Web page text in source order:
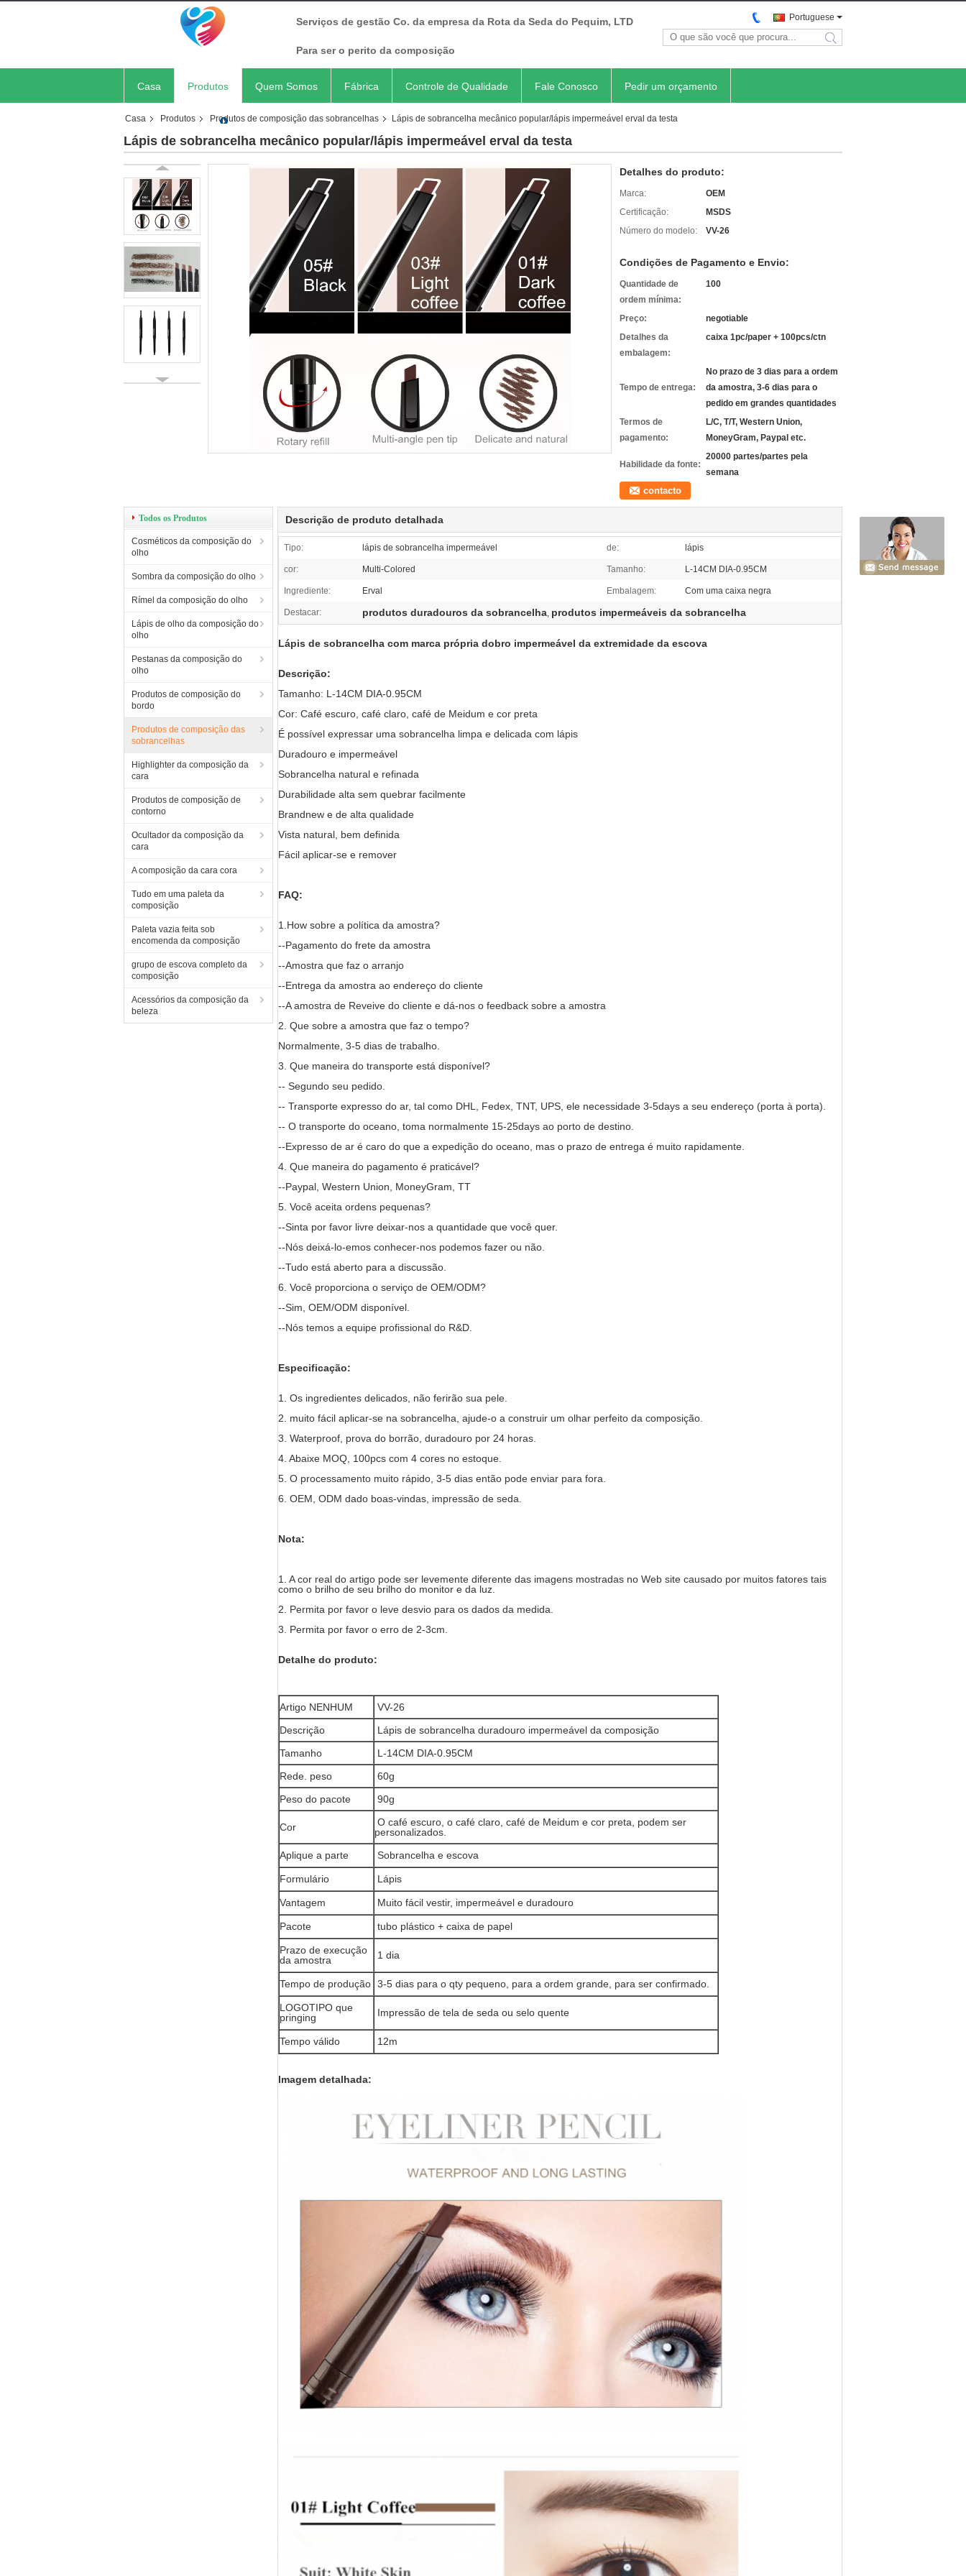
Serviços de gestão Co. da empresa da Rota da Seda do Pequim, LTD
Para ser o perito da composição
Portuguese
search
Casa Produtos Quem Somos Fábrica Controle de Qualidade Fale Conosco Pedir um orçamento
Casa Produtos Produtos de composição das sobrancelhas Lápis de sobrancelha mecânico popular/lápis impermeável erval da testa
Lápis de sobrancelha mecânico popular/lápis impermeável erval da testa
Detalhes do produto:
Marca:
OEM
Certificação:
MSDS
Número do modelo:
VV-26
Condições de Pagamento e Envio:
Quantidade de
ordem mínima:
100
Preço:
negotiable
Detalhes da
embalagem:
caixa 1pc/paper + 100pcs/ctn
Tempo de entrega:
No prazo de 3 dias para a ordem
da amostra, 3-6 dias para o
pedido em grandes quantidades
Termos de
pagamento:
L/C, T/T, Western Union,
MoneyGram, Paypal etc.
Habilidade da fonte:
20000 partes/partes pela
semana
contacto
Todos os Produtos
Cosméticos da composição do
olho
Sombra da composição do olho
Rímel da composição do olho
Lápis de olho da composição do
olho
Pestanas da composição do
olho
Produtos de composição do
bordo
Produtos de composição das
sobrancelhas
Highlighter da composição da
cara
Produtos de composição de
contorno
Ocultador da composição da
cara
A composição da cara cora
Tudo em uma paleta da
composição
Paleta vazia feita sob
encomenda da composição
grupo de escova completo da
composição
Acessórios da composição da
beleza
Descrição de produto detalhada
Tipo: lápis de sobrancelha impermeável de: lápis
cor: Multi-Colored Tamanho: L-14CM DIA-0.95CM
Ingrediente: Erval Embalagem: Com uma caixa negra
Destacar: produtos duradouros da sobrancelha, produtos impermeáveis da sobrancelha
Lápis de sobrancelha com marca própria dobro impermeável da extremidade da escova
Descrição:
Tamanho: L-14CM DIA-0.95CM
Cor: Café escuro, café claro, café de Meidum e cor preta
É possível expressar uma sobrancelha limpa e delicada com lápis
Duradouro e impermeável
Sobrancelha natural e refinada
Durabilidade alta sem quebrar facilmente
Brandnew e de alta qualidade
Vista natural, bem definida
Fácil aplicar-se e remover
FAQ:
1.How sobre a política da amostra?
--Pagamento do frete da amostra
--Amostra que faz o arranjo
--Entrega da amostra ao endereço do cliente
--A amostra de Reveive do cliente e dá-nos o feedback sobre a amostra
2. Que sobre a amostra que faz o tempo?
Normalmente, 3-5 dias de trabalho.
3. Que maneira do transporte está disponível?
-- Segundo seu pedido.
-- Transporte expresso do ar, tal como DHL, Fedex, TNT, UPS, ele necessidade 3-5days a seu endereço (porta à porta).
-- O transporte do oceano, toma normalmente 15-25days ao porto de destino.
--Expresso de ar é caro do que a expedição do oceano, mas o prazo de entrega é muito rapidamente.
4. Que maneira do pagamento é praticável?
--Paypal, Western Union, MoneyGram, TT
5. Você aceita ordens pequenas?
--Sinta por favor livre deixar-nos a quantidade que você quer.
--Nós deixá-lo-emos conhecer-nos podemos fazer ou não.
--Tudo está aberto para a discussão.
6. Você proporciona o serviço de OEM/ODM?
--Sim, OEM/ODM disponível.
--Nós temos a equipe profissional do R&D.
Especificação:
1. Os ingredientes delicados, não ferirão sua pele.
2. muito fácil aplicar-se na sobrancelha, ajude-o a construir um olhar perfeito da composição.
3. Waterproof, prova do borrão, duradouro por 24 horas.
4. Abaixe MOQ, 100pcs com 4 cores no estoque.
5. O processamento muito rápido, 3-5 dias então pode enviar para fora.
6. OEM, ODM dado boas-vindas, impressão de seda.
Nota:
1. A cor real do artigo pode ser levemente diferente das imagens mostradas no Web site causado por muitos fatores tais
como o brilho de seu brilho do monitor e da luz.
2. Permita por favor o leve desvio para os dados da medida.
3. Permita por favor o erro de 2-3cm.
Detalhe do produto:
Artigo NENHUM
VV-26
Descrição
Lápis de sobrancelha duradouro impermeável da composição
Tamanho
L-14CM DIA-0.95CM
Rede. peso
60g
Peso do pacote
90g
Cor
O café escuro, o café claro, café de Meidum e cor preta, podem ser
personalizados.
Aplique a parte
Sobrancelha e escova
Formulário Lápis
Vantagem Muito fácil vestir, impermeável e duradouro
Pacote tubo plástico + caixa de papel
Prazo de execução
da amostra
1 dia
Tempo de produção 3-5 dias para o qty pequeno, para a ordem grande, para ser confirmado.
LOGOTIPO que
pringing
Impressão de tela de seda ou selo quente
Tempo válido 12m
Imagem detalhada: